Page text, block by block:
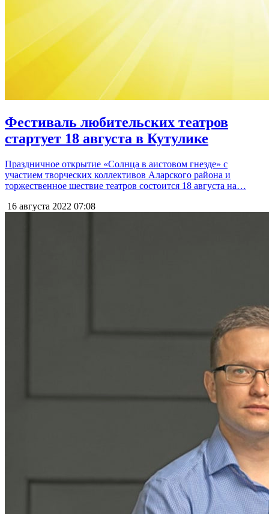
Фестиваль любительских театров
стартует 18 августа в Кутулике
Праздничное открытие «Солнца в аистовом гнезде» с
участием творческих коллективов Аларского района и
торжественное шествие театров состоится 18 августа на…
16 августа 2022 07:08